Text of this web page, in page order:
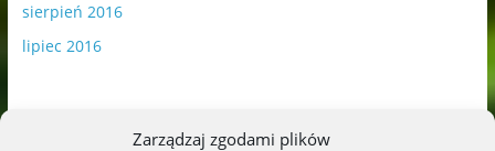
Zarządzaj zgodami plików
sierpień 2016
lipiec 2016